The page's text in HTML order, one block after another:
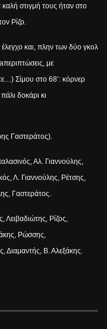
καλή στιγμή τους ήταν στο
Ρίζο.
και, πλην των δύο γκολ
περιπτώσεις, με
Σίμου στο 68’: κόρνερ
δοκάρι κι
Γαστεράτος).
Αλ. Γιαννούλης,
Λ. Γιαννούλης, Ρέτσης,
Γαστεράτος.
Λειβαδιώτης, Ρίζος,
Ρώσσης,
Διαμαντής, Β. Αλεξάκης.